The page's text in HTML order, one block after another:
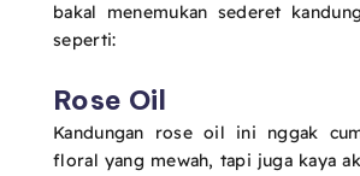
bakal menemukan sederet
seperti:
Rose Oil
Kandungan rose oil ini nggak
floral yang mewah, tapi juga kaya